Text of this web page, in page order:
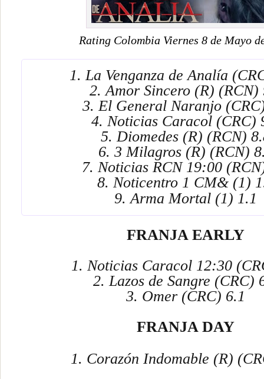
Rating Colombia Viernes 8 de Mayo
1. La Venganza de Analía
2. Amor Sincero (R) (RCN)
3. El General Naranjo
4. Noticias Caracol (CRC)
5. Diomedes (R) (RCN)
6. 3 Milagros (R) (RCN)
7. Noticias RCN 19:00
8. Noticentro 1 CM& (1)
9. Arma Mortal (1) 1.1
FRANJA EARLY
1. Noticias Caracol 12:30
2. Lazos de Sangre (CRC)
3. Omer (CRC) 6.1
FRANJA DAY
1. Corazón Indomable (R)